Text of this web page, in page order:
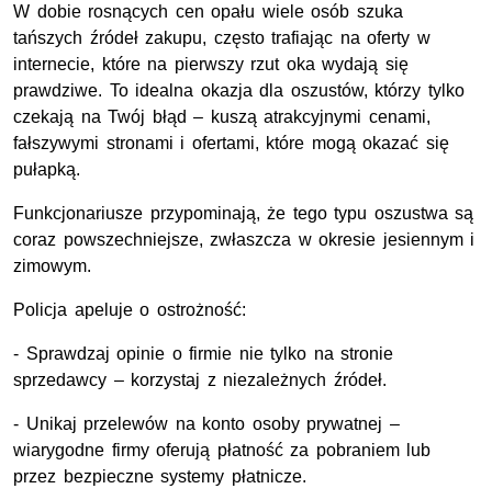
W dobie rosnących cen opału wiele osób szuka
tańszych źródeł zakupu, często trafiając na oferty w
internecie, które na pierwszy rzut oka wydają się
prawdziwe. To idealna okazja dla oszustów, którzy tylko
czekają na Twój błąd – kuszą atrakcyjnymi cenami,
fałszywymi stronami i ofertami, które mogą okazać się
pułapką.
Funkcjonariusze przypominają, że tego typu oszustwa są
coraz powszechniejsze, zwłaszcza w okresie jesiennym i
zimowym.
Policja apeluje o ostrożność:
- Sprawdzaj opinie o firmie nie tylko na stronie
sprzedawcy – korzystaj z niezależnych źródeł.
- Unikaj przelewów na konto osoby prywatnej –
wiarygodne firmy oferują płatność za pobraniem lub
przez bezpieczne systemy płatnicze.